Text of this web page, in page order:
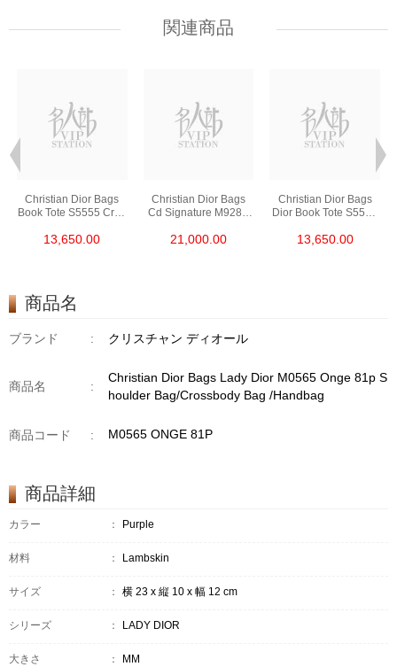
関連商品
Christian Dior Bags
Book Tote S5555 Crgo
Bag/Crossbody Bag
13,650.00
Christian Dior Bags
Cd Signature M9280
Bag/Crossbody Bag
21,000.00
Christian Dior Bags
Dior Book Tote S5555
Bag/Crossbody Bag
13,650.00
商品名
ブランド : クリスチャン ディオール
商品名 :
Christian Dior Bags Lady Dior M0565 Onge 81p S
houlder Bag/Crossbody Bag /Handbag
商品コード : M0565 ONGE 81P
商品詳細
カラー ： Purple
材料 ： Lambskin
サイズ ： 横 23 x 縦 10 x 幅 12 cm
シリーズ ： LADY DIOR
大きさ ： MM